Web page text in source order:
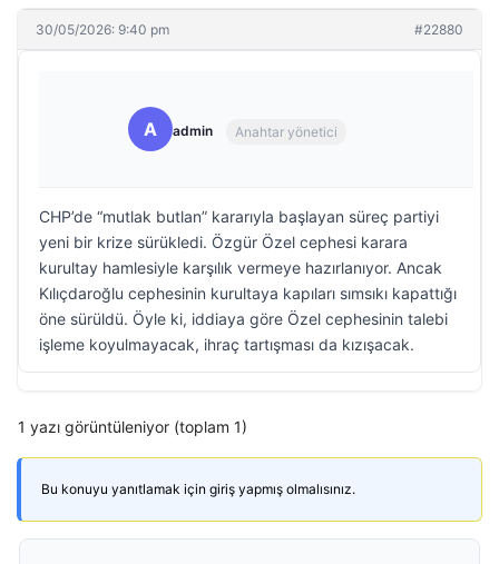
30/05/2026: 9:40 pm #22880
A admin Anahtar yönetici
CHP’de “mutlak butlan” kararıyla başlayan süreç partiyi
yeni bir krize sürükledi. Özgür Özel cephesi karara
kurultay hamlesiyle karşılık vermeye hazırlanıyor. Ancak
Kılıçdaroğlu cephesinin kurultaya kapıları sımsıkı kapattığı
öne sürüldü. Öyle ki, iddiaya göre Özel cephesinin talebi
işleme koyulmayacak, ihraç tartışması da kızışacak.
1 yazı görüntüleniyor (toplam 1)
Bu konuyu yanıtlamak için giriş yapmış olmalısınız.